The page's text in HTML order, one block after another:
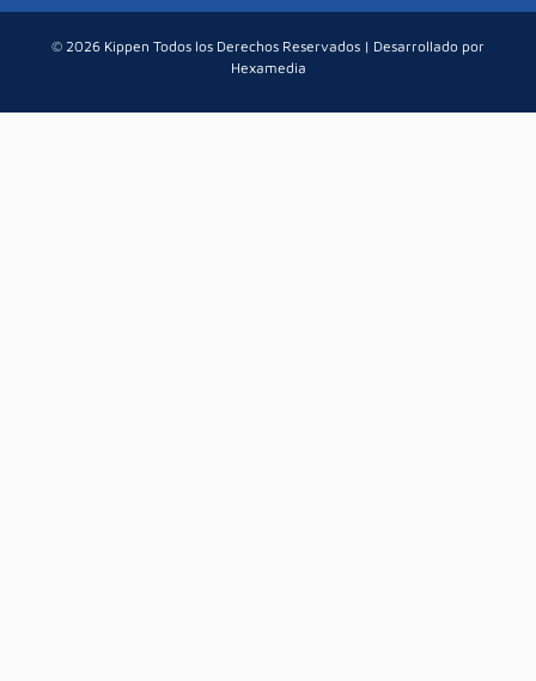
© 2026 Kippen Todos los Derechos Reservados | Desarrollado por
Hexamedia